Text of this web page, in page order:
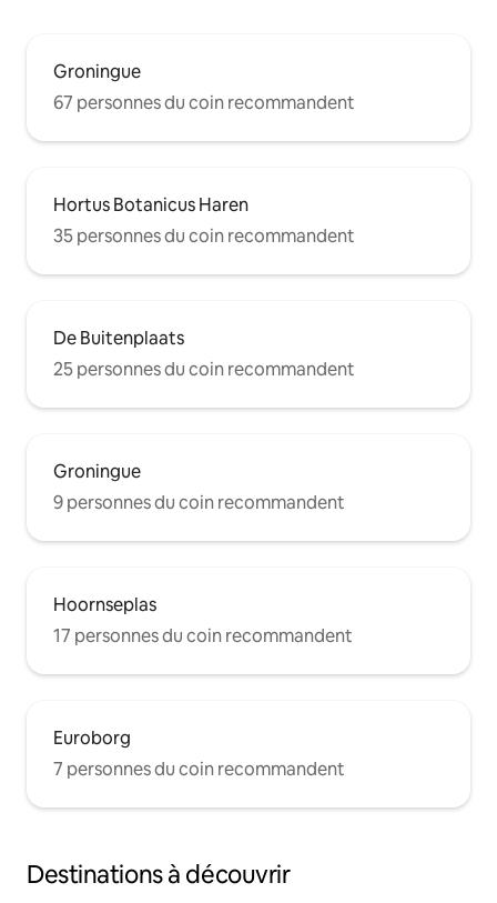
Groningue
67 personnes du coin recommandent
Hortus Botanicus Haren
35 personnes du coin recommandent
De Buitenplaats
25 personnes du coin recommandent
Groningue
9 personnes du coin recommandent
Hoornseplas
17 personnes du coin recommandent
Euroborg
7 personnes du coin recommandent
Destinations à découvrir